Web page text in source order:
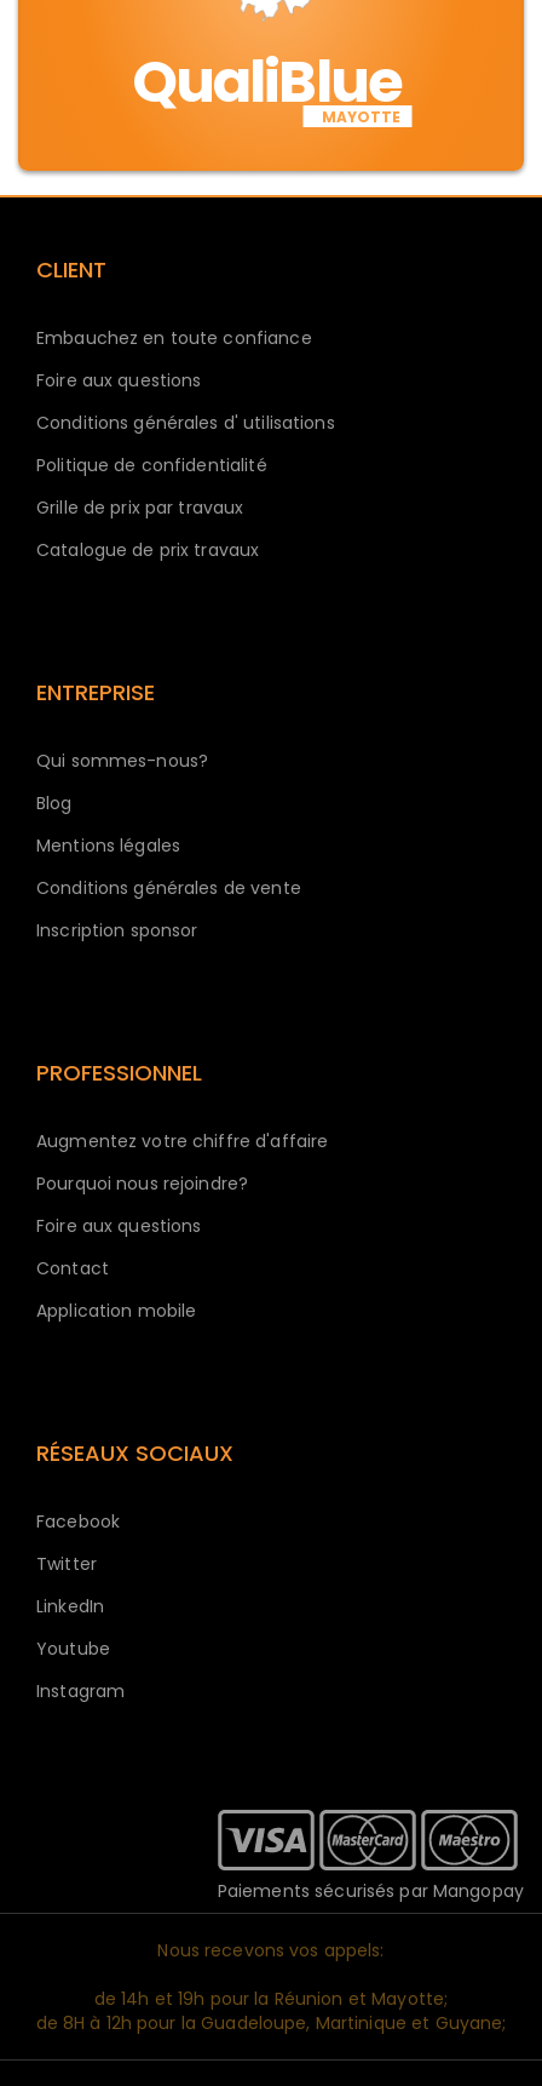
QualiBlue
MAYOTTE
CLIENT
Embauchez en toute confiance
Foire aux questions
Conditions générales d' utilisations
Politique de confidentialité
Grille de prix par travaux
Catalogue de prix travaux
ENTREPRISE
Qui sommes-nous?
Blog
Mentions légales
Conditions générales de vente
Inscription sponsor
PROFESSIONNEL
Augmentez votre chiffre d'affaire
Pourquoi nous rejoindre?
Foire aux questions
Contact
Application mobile
RÉSEAUX SOCIAUX
Facebook
Twitter
LinkedIn
Youtube
Instagram
Paiements sécurisés par Mangopay
Nous recevons vos appels:
de 14h et 19h pour la Réunion et Mayotte;
de 8H à 12h pour la Guadeloupe, Martinique et Guyane;